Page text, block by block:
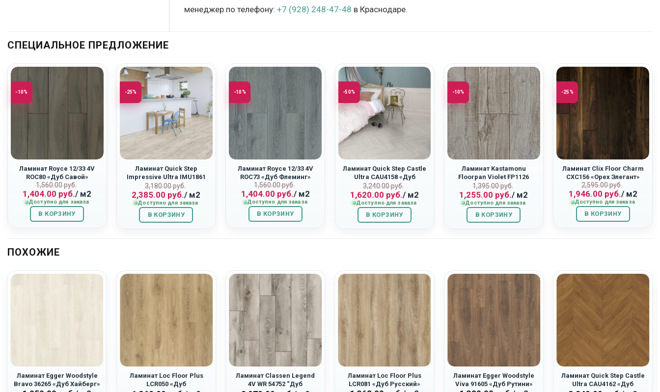
менеджер по телефону: +7 (928) 248-47-48 в Краснодаре.
СПЕЦИАЛЬНОЕ ПРЕДЛОЖЕНИЕ
-10%
Ламинат Royce 12/33 4V
ROC80 «Дуб Савой»
1,560.00руб.
Первоначальная
цена
составляла
1,560.00
руб..
1,404.00 руб.
Текущая
цена:
1,404.00
руб..
/ м2
Доступно для заказа
В КОРЗИНУ
-25%
Ламинат Quick Step
Impressive Ultra IMU1861
«Светло-Серый Бетон»
3,180.00руб.
Первоначальная
цена
составляла
3,180.00
руб..
2,385.00 руб.
Текущая
цена:
2,385.00
руб..
/ м2
Доступно для заказа
В КОРЗИНУ
-10%
Ламинат Royce 12/33 4V
ROC73 «Дуб Флеминг»
1,560.00руб.
Первоначальная
цена
составляла
1,560.00
руб..
1,404.00 руб.
Текущая
цена:
1,404.00
руб..
/ м2
Доступно для заказа
В КОРЗИНУ
-50%
Ламинат Quick Step Castle
Ultra CAU4158 «Дуб
Светло-Серый Патина»
3,240.00руб.
Первоначальная
цена
составляла
3,240.00
руб..
1,620.00 руб.
Текущая
цена:
1,620.00
руб..
/ м2
Доступно для заказа
В КОРЗИНУ
-10%
Ламинат Kastamonu
Floorpan Violet FP1126
“Дуб Орион”
1,395.00руб.
Первоначальная
цена
составляла
1,395.00
руб..
1,255.00 руб.
Текущая
цена:
1,255.00
руб..
/ м2
Доступно для заказа
В КОРЗИНУ
-25%
Ламинат Clix Floor Charm
CXC156 «Орех Элегант»
2,595.00руб.
цена
составляла
2,595.00
руб..
1,946.00 руб.
Текущая
цена:
1,946.00
руб..
/ м2
Доступно для заказа
В КОРЗИНУ
ПОХОЖИЕ
Ламинат Egger Woodstyle
Bravo 36265 «Дуб Хайберг»
Ламинат Loc Floor Plus
LCR050 «Дуб
Ламинат Classen Legend
4V WR 54752 “Дуб
Ламинат Loc Floor Plus
LCR081 «Дуб Русский»
Ламинат Egger Woodstyle
Viva 91605 «Дуб Рутини»
Ламинат Quick Step Castle
Ultra CAU4162 «Дуб